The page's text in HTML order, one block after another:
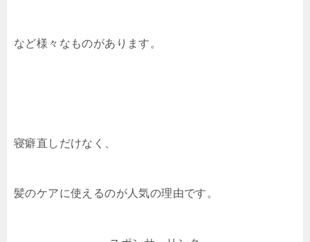
など様々なものがあります。
寝癖直しだけなく、
髪のケアに使えるのが人気の理由です。